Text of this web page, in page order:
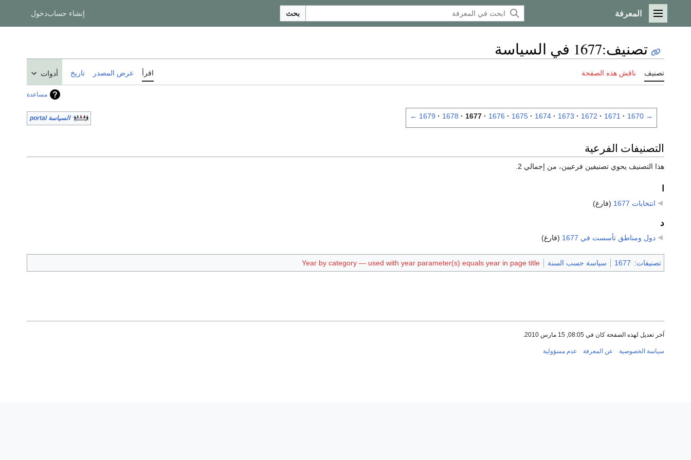
القائمة الرئيسية
المعرفة بحث إنشاء حسابدخول
تصنيف:1677 في السياسة
تصنيف ناقش هذه الصفحة اقرأ عرض المصدر تاريخ أدوات
مساعدة
السياسة portal →
1670
1671
1672
1673
1674
1675
1676
1677
1678
1679
←
التصنيفات الفرعية
هذا التصنيف يحوي تصنيفين فرعيين، من إجمالي 2.
انتخابات 1677 (فارغ)
د
دول ومناطق تأسست في 1677 (فارغ)
تصنيفات:
1677 سياسة حسب السنة Year by category — used with year parameter(s) equals year in page title
آخر تعديل لهذه الصفحة كان في 08:05, 15 مارس 2010.
سياسة الخصوصية عن المعرفة عدم مسؤولية